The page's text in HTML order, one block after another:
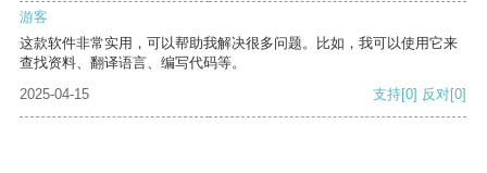
游客
这款软件非常实用，可以帮助我解决很多问题。比如，我可以使用它来
查找资料、翻译语言、编写代码等。
2025-04-15
支持[0] 反对[0]